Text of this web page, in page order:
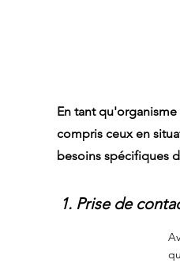
En tant
compris ceux en
besoins spécifiques
1. Prise de